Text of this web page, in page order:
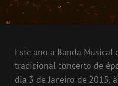
Este ano a Banda Musical
tradicional concerto de
dia 3 de Janeiro de 2015,